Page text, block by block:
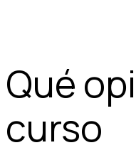
Qué
curso